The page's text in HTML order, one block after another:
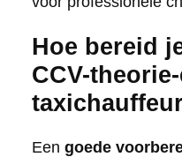
Hoe bereid
CCV-
Een goede